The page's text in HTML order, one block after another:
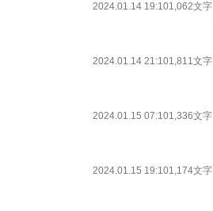
2024.01.14 19:101,062文字
2024.01.14 21:101,811文字
2024.01.15 07:101,336文字
2024.01.15 19:101,174文字